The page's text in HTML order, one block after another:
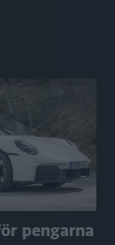
pengarna